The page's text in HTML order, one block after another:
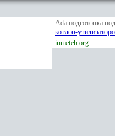
Ada подготовка
котлов-
inmeteh.org